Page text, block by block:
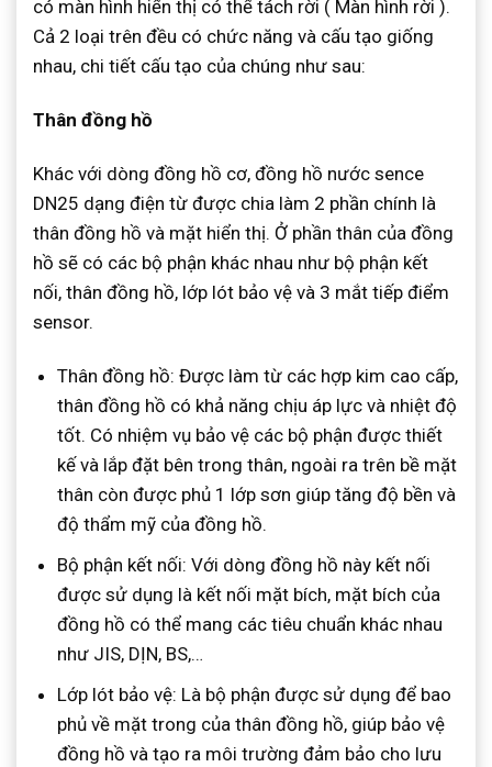
có màn hình hiển thị có thể tách rời ( Màn hình rời ).
Cả 2 loại trên đều có chức năng và cấu tạo giống
nhau, chi tiết cấu tạo của chúng như sau:
Thân đồng hồ
Khác với dòng đồng hồ cơ, đồng hồ nước sence
DN25 dạng điện từ được chia làm 2 phần chính là
thân đồng hồ và mặt hiển thị. Ở phần thân của đồng
hồ sẽ có các bộ phận khác nhau như bộ phận kết
nối, thân đồng hồ, lớp lót bảo vệ và 3 mắt tiếp điểm
sensor.
Thân đồng hồ: Được làm từ các hợp kim cao cấp,
thân đồng hồ có khả năng chịu áp lực và nhiệt độ
tốt. Có nhiệm vụ bảo vệ các bộ phận được thiết
kế và lắp đặt bên trong thân, ngoài ra trên bề mặt
thân còn được phủ 1 lớp sơn giúp tăng độ bền và
độ thẩm mỹ của đồng hồ.
Bộ phận kết nối: Với dòng đồng hồ này kết nối
được sử dụng là kết nối mặt bích, mặt bích của
đồng hồ có thể mang các tiêu chuẩn khác nhau
như JIS, DỊN, BS,…
Lớp lót bảo vệ: Là bộ phận được sử dụng để bao
phủ về mặt trong của thân đồng hồ, giúp bảo vệ
đồng hồ và tạo ra môi trường đảm bảo cho lưu